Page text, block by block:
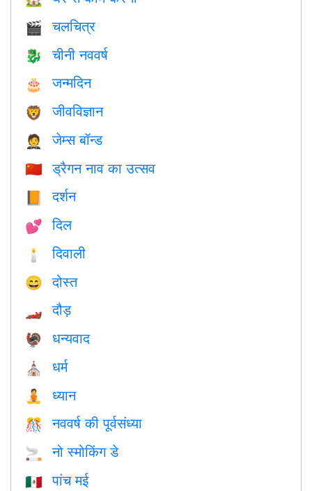
🎬 चलचित्र
🐉 चीनी नववर्ष
🎂 जन्मदिन
🦁 जीवविज्ञान
🤵 जेम्स बॉन्ड
🇨🇳 ड्रैगन नाव का उत्सव
📙 दर्शन
💕 दिल
🕯 दिवाली
😄 दोस्त
🏎 दौड़
🦃 धन्यवाद
⛪️ धर्म
🧘 ध्यान
🎊 नववर्ष की पूर्वसंध्या
🚬 नो स्मोकिंग डे
🇲🇽 पांच मई